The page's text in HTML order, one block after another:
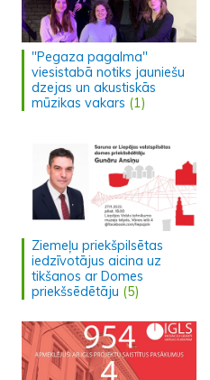
"Pegaza pagalma"
viesistabā notiks jauniešu
dzejas un akustiskās
mūzikas vakars (1)
Ziemeļu priekšpilsētas
iedzīvotājus aicina uz
tikšanos ar Domes
priekšsēdētāju (5)